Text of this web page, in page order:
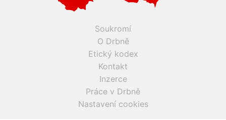
Soukromí
O Drbně
Etický kodex
Kontakt
Inzerce
Práce v Drbně
Nastavení cookies